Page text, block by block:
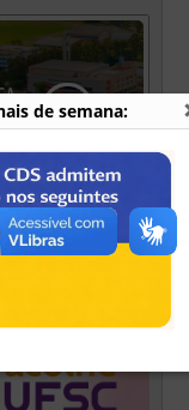
de semana: